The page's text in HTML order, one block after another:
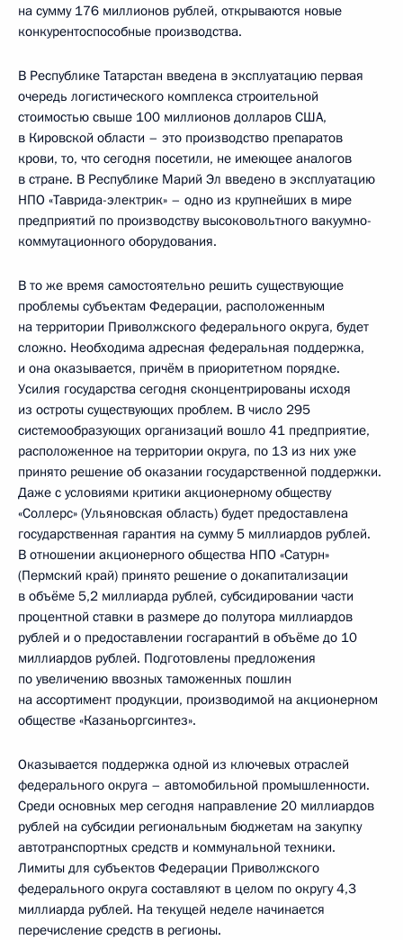
на сумму 176 миллионов рублей, открываются новые
конкурентоспособные производства.
В Республике Татарстан введена в эксплуатацию первая
очередь логистического комплекса строительной
стоимостью свыше 100 миллионов долларов США,
в Кировской области – это производство препаратов
крови, то, что сегодня посетили, не имеющее аналогов
в стране. В Республике Марий Эл введено в эксплуатацию
НПО «Таврида-электрик» – одно из крупнейших в мире
предприятий по производству высоковольтного вакуумно-
коммутационного оборудования.
В то же время самостоятельно решить существующие
проблемы субъектам Федерации, расположенным
на территории Приволжского федерального округа, будет
сложно. Необходима адресная федеральная поддержка,
и она оказывается, причём в приоритетном порядке.
Усилия государства сегодня сконцентрированы исходя
из остроты существующих проблем. В число 295
системообразующих организаций вошло 41 предприятие,
расположенное на территории округа, по 13 из них уже
принято решение об оказании государственной поддержки.
Даже с условиями критики акционерному обществу
«Соллерс» (Ульяновская область) будет предоставлена
государственная гарантия на сумму 5 миллиардов рублей.
В отношении акционерного общества НПО «Сатурн»
(Пермский край) принято решение о докапитализации
в объёме 5,2 миллиарда рублей, субсидировании части
процентной ставки в размере до полутора миллиардов
рублей и о предоставлении госгарантий в объёме до 10
миллиардов рублей. Подготовлены предложения
по увеличению ввозных таможенных пошлин
на ассортимент продукции, производимой на акционерном
обществе «Казаньоргсинтез».
Оказывается поддержка одной из ключевых отраслей
федерального округа – автомобильной промышленности.
Среди основных мер сегодня направление 20 миллиардов
рублей на субсидии региональным бюджетам на закупку
автотранспортных средств и коммунальной техники.
Лимиты для субъектов Федерации Приволжского
федерального округа составляют в целом по округу 4,3
миллиарда рублей. На текущей неделе начинается
перечисление средств в регионы.